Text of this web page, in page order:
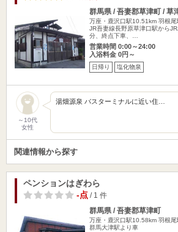
群馬県 / 吾妻郡草津町 / 草
万座・鹿沢口駅10.51km 羽根
JR吾妻線長野原草津口駅から
分、終点下車、…
営業時間 0:00～24:00
入浴料金 0円～
日帰り 塩化物泉
～10代
女性
湯畑源泉 バスターミナルに近い住…
関連情報から探す
ペンションはぎわら
-点/ 1 件
群馬県 / 吾妻郡草津町
万座・鹿沢口駅10.58km 羽根
群馬大津駅より車